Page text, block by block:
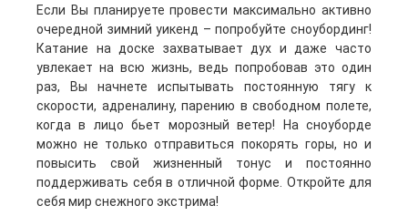
Если Вы планируете провести максимально активно
очередной зимний уикенд – попробуйте сноубординг!
Катание на доске захватывает дух и даже часто
увлекает на всю жизнь, ведь попробовав это один
раз, Вы начнете испытывать постоянную тягу к
скорости, адреналину, парению в свободном полете,
когда в лицо бьет морозный ветер! На сноуборде
можно не только отправиться покорять горы, но и
повысить свой жизненный тонус и постоянно
поддерживать себя в отличной форме. Откройте для
себя мир снежного экстрима!